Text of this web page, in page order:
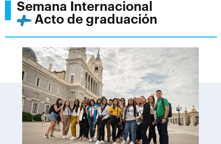
Semana Internacional
Acto de graduación